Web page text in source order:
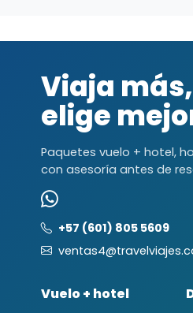
Viaja más,
elige
Paquetes vuelo + hotel,
con asesoría antes de
+57 (601) 805 5609
Vuelo + hotel